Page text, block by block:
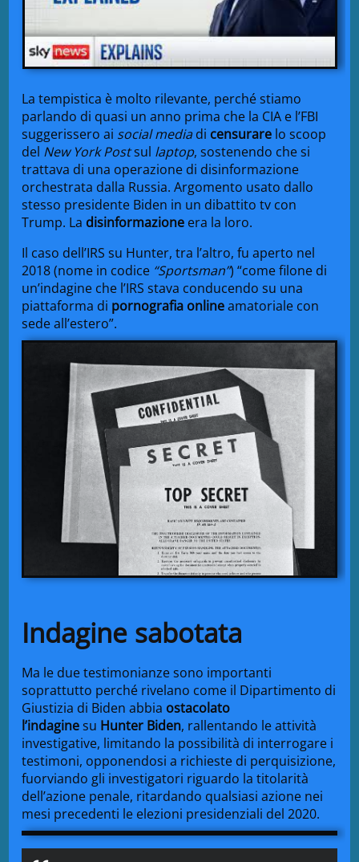
La tempistica è molto rilevante, perché stiamo
parlando di quasi un anno prima che la CIA e l’FBI
suggerissero ai social mediadi censurare lo scoop
del New York Postsul laptop, sostenendo che si
trattava di una operazione di disinformazione
orchestrata dalla Russia. Argomento usato dallo
stesso presidente Biden in un dibattito tv con
Trump. La disinformazione era la loro.
Il caso dell’IRS su Hunter, tra l’altro, fu aperto nel
2018 (nome in codice “Sportsman”) “come filone di
un’indagine che l’IRS stava conducendo su una
piattaforma di pornografia onlineamatoriale con
sede all’estero”.
Indagine sabotata
Ma le due testimonianze sono importanti
soprattutto perché rivelano come il Dipartimento di
Giustizia di Biden abbia ostacolato
l’indaginesu Hunter Biden, rallentando le attività
investigative, limitando la possibilità di interrogare i
testimoni, opponendosi a richieste di perquisizione,
fuorviando gli investigatori riguardo la titolarità
dell’azione penale, ritardando qualsiasi azione nei
mesi precedenti le elezioni presidenziali del 2020.